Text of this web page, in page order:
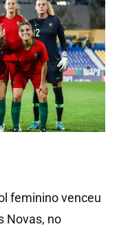
feminino venceu
Novas, no